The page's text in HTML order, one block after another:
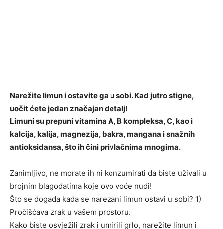
Narežite limun i ostavite ga u sobi. Kad jutro stigne,
uočit ćete jedan značajan detalj!
Limuni su prepuni vitamina A, B kompleksa, C, kao i
kalcija, kalija, magnezija, bakra, mangana i snažnih
antioksidansa, što ih čini privlačnima mnogima.
Zanimljivo, ne morate ih ni konzumirati da biste uživali u
brojnim blagodatima koje ovo voće nudi!
Što se događa kada se narezani limun ostavi u sobi? 1)
Pročišćava zrak u vašem prostoru.
Kako biste osvježili zrak i umirili grlo, narežite limun i